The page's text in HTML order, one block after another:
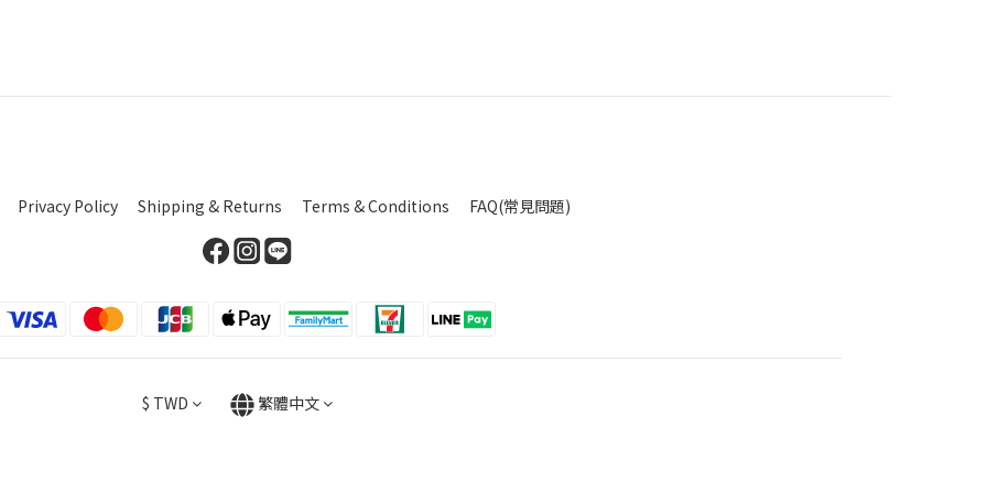
Privacy Policy Shipping & Returns Terms & Conditions FAQ(常見問題)
$ TWD 繁體中文